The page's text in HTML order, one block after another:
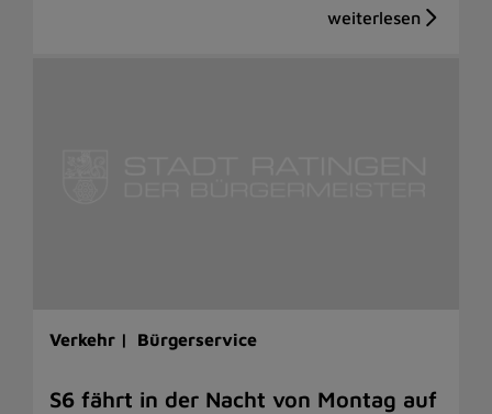
Verkehr | Bürgerservice
S6 fährt in der Nacht von Montag auf